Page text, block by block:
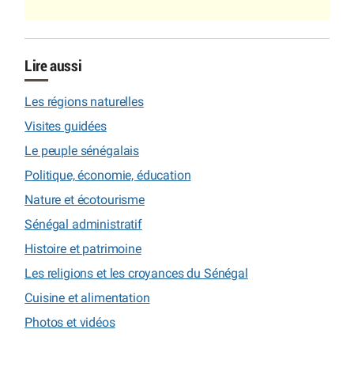
Lire aussi
Les régions naturelles
Visites guidées
Le peuple sénégalais
Politique, économie, éducation
Nature et écotourisme
Sénégal administratif
Histoire et patrimoine
Les religions et les croyances du Sénégal
Cuisine et alimentation
Photos et vidéos